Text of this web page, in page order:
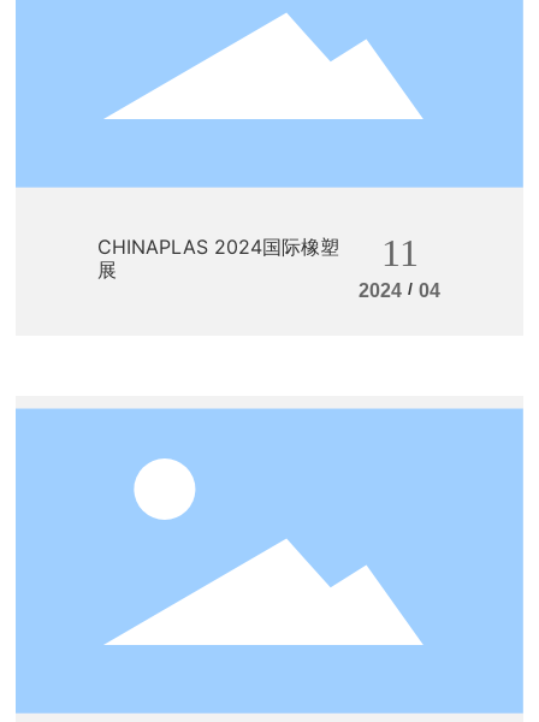
CHINAPLAS 2024国际橡塑
展
11
2024 / 04